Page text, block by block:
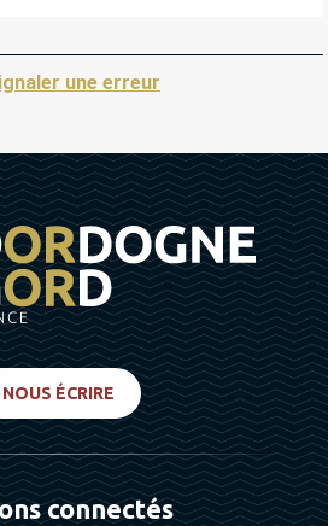
une erreur
NOUS ÉCRIRE
connectés